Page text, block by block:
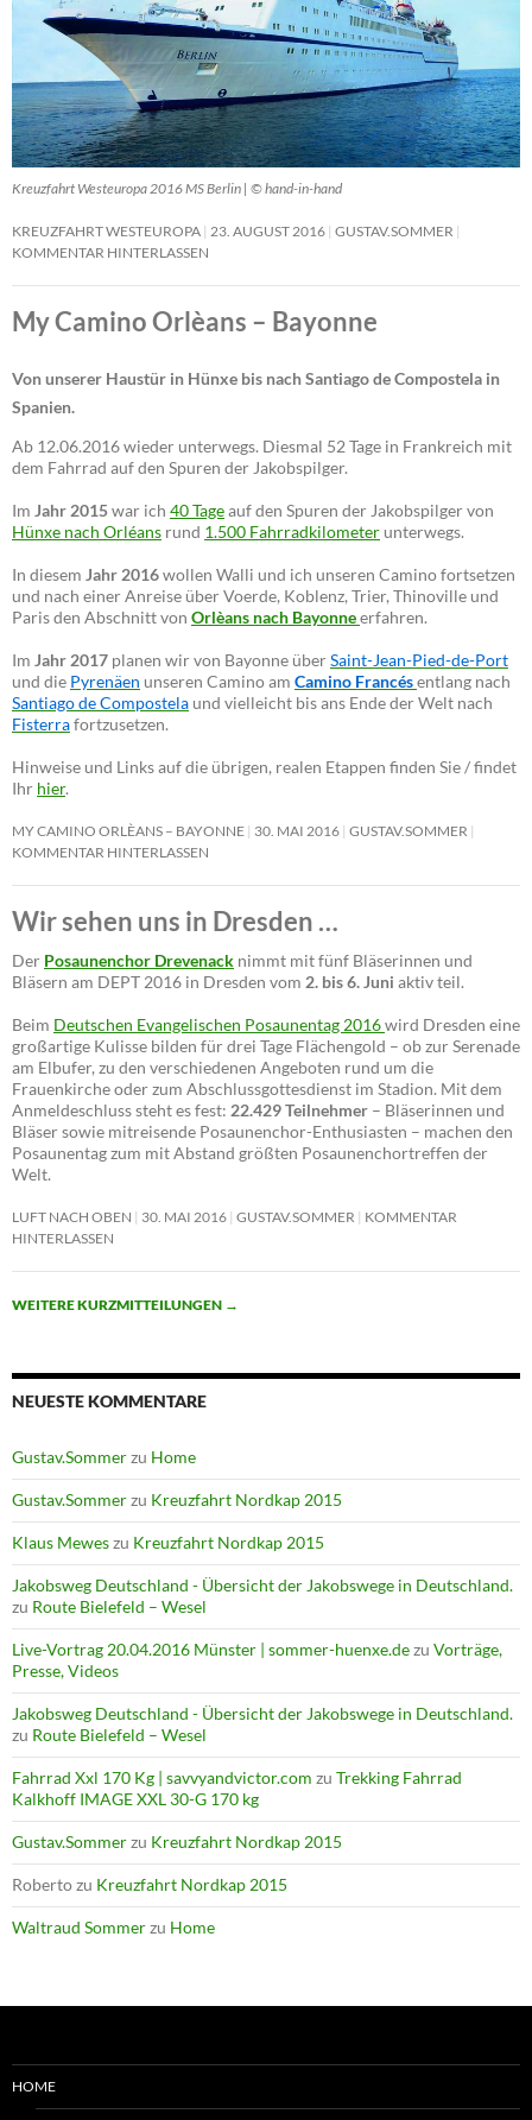
Kreuzfahrt Westeuropa 2016 MS Berlin | © hand-in-hand
KREUZFAHRT WESTEUROPA 23. AUGUST 2016 GUSTAV.SOMMER
KOMMENTAR HINTERLASSEN
My Camino Orlèans – Bayonne
Von unserer Haustür in Hünxe bis nach Santiago de Compostela in
Spanien.
Ab 12.06.2016 wieder unterwegs. Diesmal 52 Tage in Frankreich mit
dem Fahrrad auf den Spuren der Jakobspilger.
Im Jahr 2015war ich 40 Tageauf den Spuren der Jakobspilger von
Hünxe nach Orléans rund 1.500 Fahrradkilometer unterwegs.
In diesem Jahr 2016wollen Walli und ich unseren Camino fortsetzen
und nach einer Anreise über Voerde, Koblenz, Trier, Thinoville und
Paris den Abschnitt von Orlèans nach Bayonneerfahren.
Im Jahr 2017 planen wir von Bayonne überSaint-Jean-Pied-de-Port
und die Pyrenäen unseren Camino am Camino Francésentlang nach
Santiago de Compostela und vielleicht bis ans Ende der Welt nach
Fisterrafortzusetzen.
Hinweise und Links auf die übrigen, realen Etappen finden Sie / findet
Ihr hier.
MY CAMINO ORLÈANS – BAYONNE 30. MAI 2016 GUSTAV.SOMMER
KOMMENTAR HINTERLASSEN
Wir sehen uns in Dresden …
Der Posaunenchor Drevenack nimmt mit fünf Bläserinnen und
Bläsern am DEPT 2016 in Dresden vom 2. bis 6. Juni aktiv teil.
Beim Deutschen Evangelischen Posaunentag 2016wird Dresden eine
großartige Kulisse bilden für drei Tage Flächengold – ob zur Serenade
am Elbufer, zu den verschiedenen Angeboten rund um die
Frauenkirche oder zum Abschlussgottesdienst im Stadion. Mit dem
Anmeldeschluss steht es fest: 22.429 Teilnehmer – Bläserinnen und
Bläser sowie mitreisende Posaunenchor-Enthusiasten – machen den
Posaunentag zum mit Abstand größten Posaunenchortreffen der
Welt.
LUFT NACH OBEN 30. MAI 2016 GUSTAV.SOMMER
KOMMENTAR
HINTERLASSEN
WEITERE KURZMITTEILUNGEN →
NEUESTE KOMMENTARE
Gustav.Sommerzu Home
Gustav.Sommerzu Kreuzfahrt Nordkap 2015
Klaus Meweszu Kreuzfahrt Nordkap 2015
Jakobsweg Deutschland - Übersicht der Jakobswege in Deutschland.
zu Route Bielefeld – Wesel
Live-Vortrag 20.04.2016 Münster | sommer-huenxe.dezu Vorträge,
Presse, Videos
Jakobsweg Deutschland - Übersicht der Jakobswege in Deutschland.
zu Route Bielefeld – Wesel
Fahrrad Xxl 170 Kg | savvyandvictor.com zu Trekking Fahrrad
Kalkhoff IMAGE XXL 30-G 170 kg
Gustav.Sommerzu Kreuzfahrt Nordkap 2015
Robertozu Kreuzfahrt Nordkap 2015
Waltraud Sommerzu Home
HOME